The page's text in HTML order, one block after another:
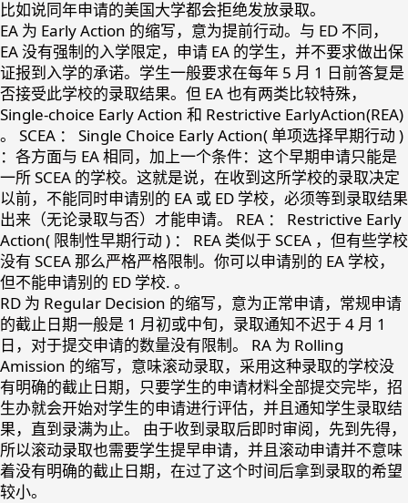
比如说同年申请的美国大学都会拒绝发放录取。
EA 为 Early Action 的缩写，意为提前行动。与 ED 不同，
EA 没有强制的入学限定，申请 EA 的学生，并不要求做出保
证报到入学的承诺。学生一般要求在每年 5 月 1 日前答复是
否接受此学校的录取结果。但 EA 也有两类比较特殊，
Single-choice Early Action 和 Restrictive EarlyAction(REA)
。 SCEA ： Single Choice Early Action( 单项选择早期行动 )
：各方面与 EA 相同，加上一个条件：这个早期申请只能是
一所 SCEA 的学校。这就是说，在收到这所学校的录取决定
以前，不能同时申请别的 EA 或 ED 学校，必须等到录取结果
出来（无论录取与否）才能申请。 REA ： Restrictive Early
Action( 限制性早期行动 ) ： REA 类似于 SCEA ，但有些学校
没有 SCEA 那么严格严格限制。你可以申请别的 EA 学校，
但不能申请别的 ED 学校. 。
RD 为 Regular Decision 的缩写，意为正常申请，常规申请
的截止日期一般是 1 月初或中旬，录取通知不迟于 4 月 1
日，对于提交申请的数量没有限制。 RA 为 Rolling
Amission 的缩写，意味滚动录取，采用这种录取的学校没
有明确的截止日期，只要学生的申请材料全部提交完毕，招
生办就会开始对学生的申请进行评估，并且通知学生录取结
果，直到录满为止。 由于收到录取后即时审阅，先到先得，
所以滚动录取也需要学生提早申请，并且滚动申请并不意味
着没有明确的截止日期，在过了这个时间后拿到录取的希望
较小。